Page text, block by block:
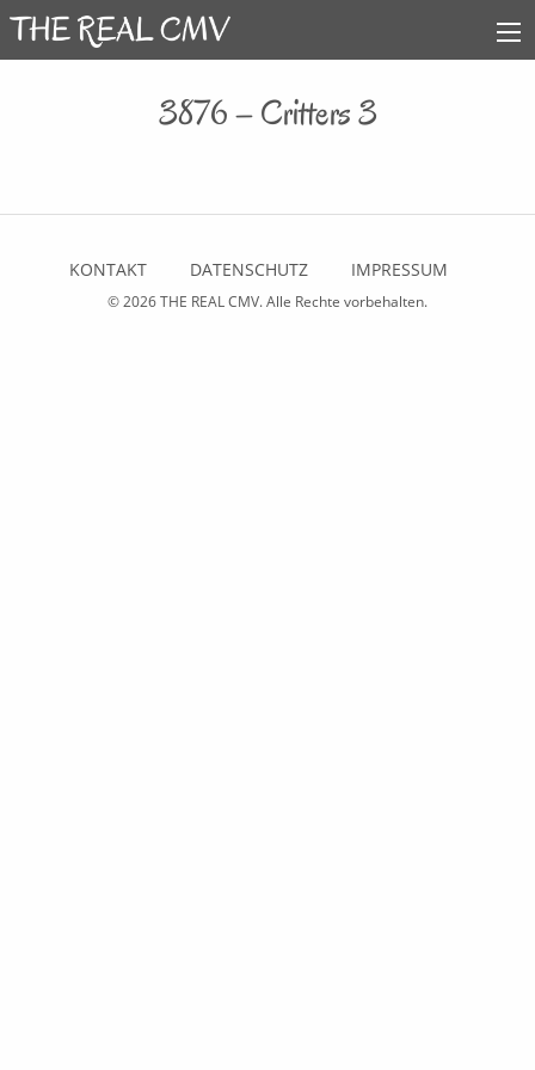
3876 – Critters 3
KONTAKT DATENSCHUTZ IMPRESSUM
© 2026THE REAL CMV. Alle Rechte vorbehalten.